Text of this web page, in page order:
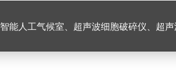
智能人工气候室、超声波细胞破碎仪、超